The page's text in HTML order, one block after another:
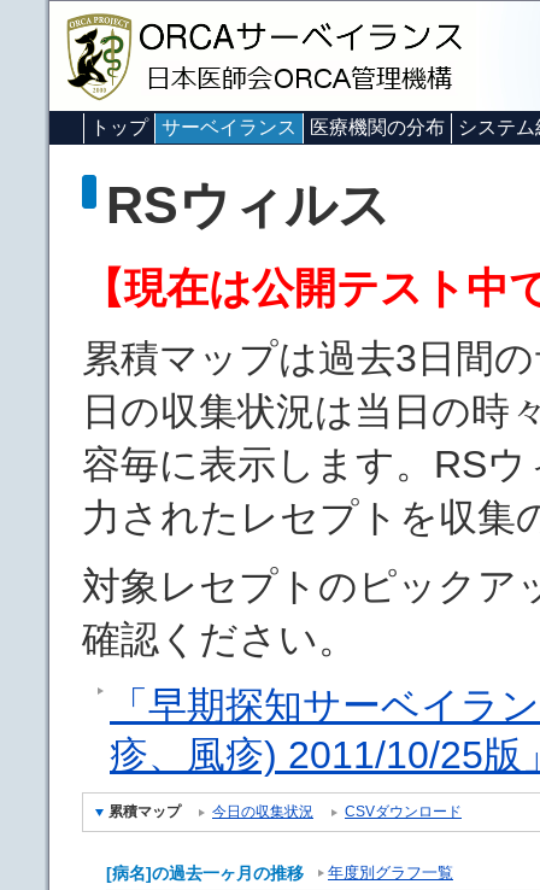
トップ サーベイランス 医療機関の分布 システム
RSウィルス
【現在は公開テスト中
累積マップは過去3日間
日の収集状況は当日の時
容毎に表示します。RS
力されたレセプトを収集
対象レセプトのピックア
確認ください。
「早期探知サーベイラ
疹、風疹) 2011/10/25版
累積マップ 今日の収集状況 CSVダウンロード
[病名]の過去一ヶ月の推移 年度別グラフ一覧